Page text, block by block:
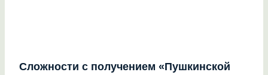
Сложности с получением «Пушкинской